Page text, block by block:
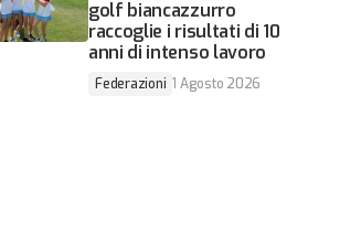
golf biancazzurro
raccoglie i risultati di 10
anni di intenso lavoro
Federazioni 1 Agosto 2026